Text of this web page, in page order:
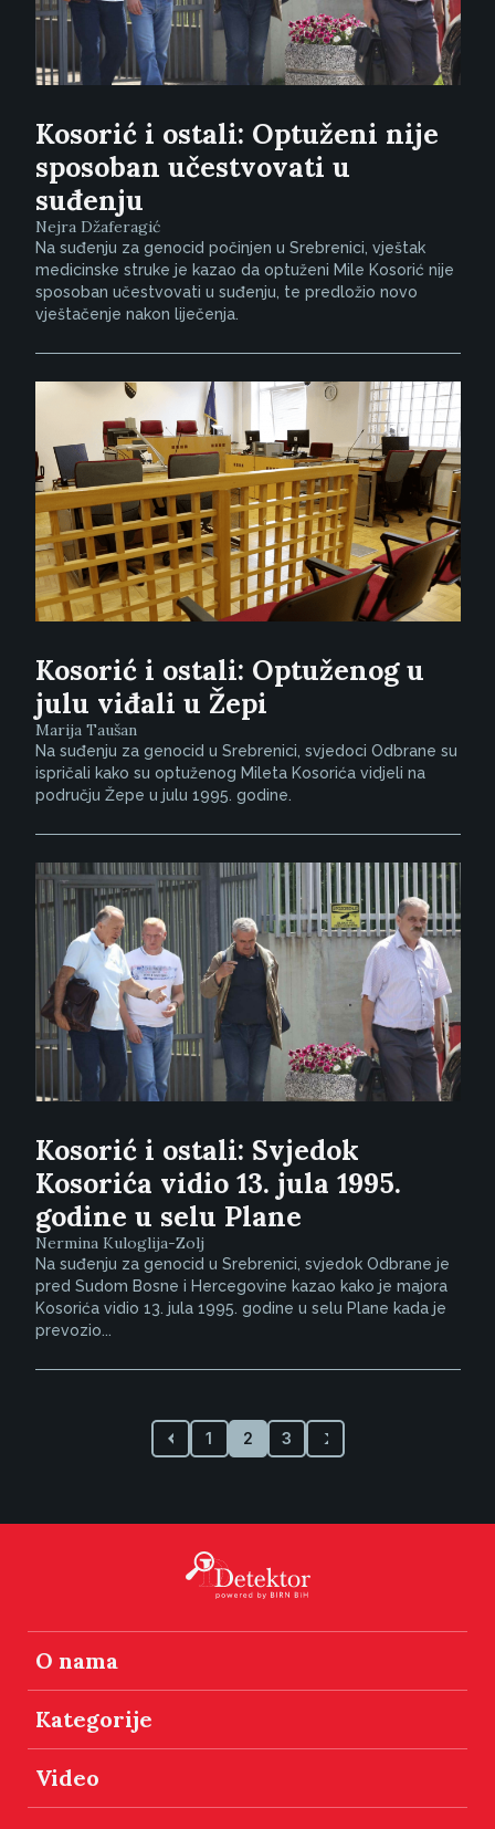
Kosorić i ostali: Optuženi nije
sposoban učestvovati u
suđenju
Nejra Džaferagić
Na suđenju za genocid počinjen u Srebrenici, vještak
medicinske struke je kazao da optuženi Mile Kosorić nije
sposoban učestvovati u suđenju, te predložio novo
vještačenje nakon liječenja.
Kosorić i ostali: Optuženog u
julu viđali u Žepi
Marija Taušan
Na suđenju za genocid u Srebrenici, svjedoci Odbrane su
ispričali kako su optuženog Mileta Kosorića vidjeli na
području Žepe u julu 1995. godine.
Kosorić i ostali: Svjedok
Kosorića vidio 13. jula 1995.
godine u selu Plane
Nermina Kuloglija-Zolj
Na suđenju za genocid u Srebrenici, svjedok Odbrane je
pred Sudom Bosne i Hercegovine kazao kako je majora
Kosorića vidio 13. jula 1995. godine u selu Plane kada je
prevozio...
1 2 3
O nama
Kategorije
Video